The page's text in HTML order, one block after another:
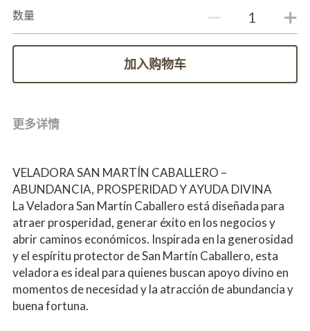
数量
加入购物车
更多详情
VELADORA SAN MARTÍN CABALLERO –
ABUNDANCIA, PROSPERIDAD Y AYUDA DIVINA
La Veladora San Martín Caballero está diseñada para
atraer prosperidad, generar éxito en los negocios y
abrir caminos económicos. Inspirada en la generosidad
y el espíritu protector de San Martín Caballero, esta
veladora es ideal para quienes buscan apoyo divino en
momentos de necesidad y la atracción de abundancia y
buena fortuna.